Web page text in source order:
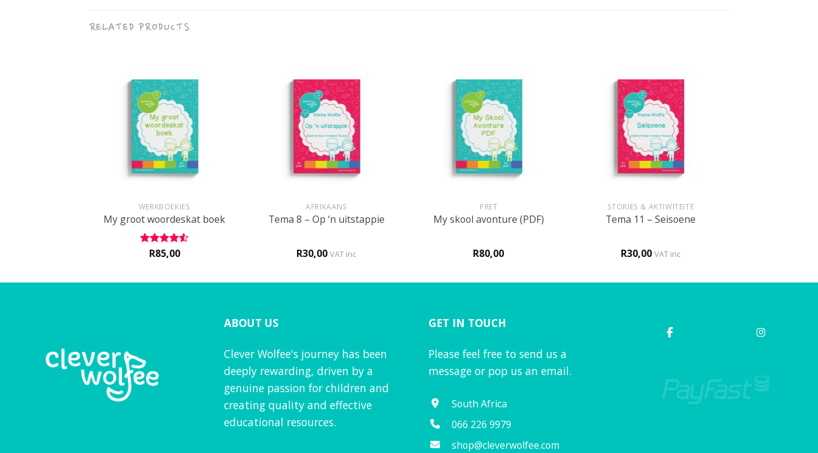
RELATED PRODUCTS
WERKBOEKIES
My groot woordeskat boek
Rated 4.5
R85,00
AFRIKAANS
Tema 8 – Op ‘n uitstappie
R30,00 VAT inc
PRET
My skool avonture (PDF)
R80,00
STORIES & AKTIWITEITE
Tema 11 – Seisoene
R30,00 VAT inc
ABOUT US
Clever Wolfee's journey has been
deeply rewarding, driven by a
genuine passion for children and
creating quality and effective
educational resources.
GET IN TOUCH
Please feel free to send us a
message or pop us an email.
South Africa
066 226 9979
shop@cleverwolfee.com